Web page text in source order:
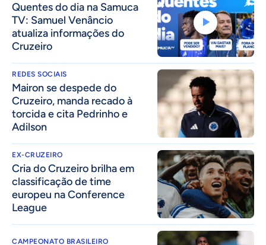
Quentes do dia na Samuca
TV: Samuel Venâncio
atualiza informações do
Cruzeiro
REDES SOCIAIS
Mairon se despede do
Cruzeiro, manda recado à
torcida e cita Pedrinho e
Adilson
EX-CRUZEIRO
Cria do Cruzeiro brilha em
classificação de time
europeu na Conference
League
CAMPEONATO BRASILEIRO